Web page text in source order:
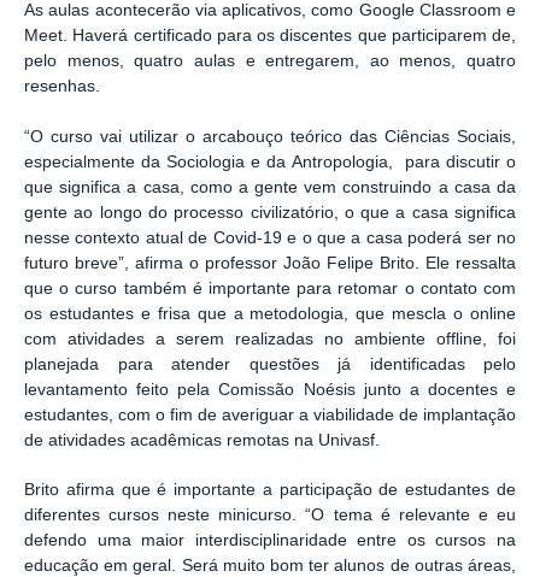
As aulas acontecerão via aplicativos, como Google Classroom e
Meet. Haverá certificado para os discentes que participarem de,
pelo menos, quatro aulas e entregarem, ao menos, quatro
resenhas.
“O curso vai utilizar o arcabouço teórico das Ciências Sociais,
especialmente da Sociologia e da Antropologia, para discutir o
que significa a casa, como a gente vem construindo a casa da
gente ao longo do processo civilizatório, o que a casa significa
nesse contexto atual de Covid-19 e o que a casa poderá ser no
futuro breve”, afirma o professor João Felipe Brito. Ele ressalta
que o curso também é importante para retomar o contato com
os estudantes e frisa que a metodologia, que mescla o online
com atividades a serem realizadas no ambiente offline, foi
planejada para atender questões já identificadas pelo
levantamento feito pela Comissão Noésis junto a docentes e
estudantes, com o fim de averiguar a viabilidade de implantação
de atividades acadêmicas remotas na Univasf.
Brito afirma que é importante a participação de estudantes de
diferentes cursos neste minicurso. “O tema é relevante e eu
defendo uma maior interdisciplinaridade entre os cursos na
educação em geral. Será muito bom ter alunos de outras áreas,